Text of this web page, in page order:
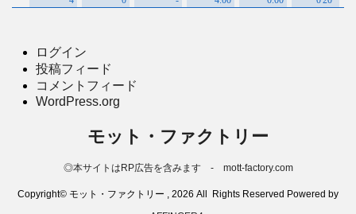
ログイン
投稿フィード
コメントフィード
WordPress.org
モット・ファクトリー
◎本サイトはRP広告を含みます - mott-factory.com
Copyright© モット・ファクトリー , 2026 All Rights Reserved Powered by